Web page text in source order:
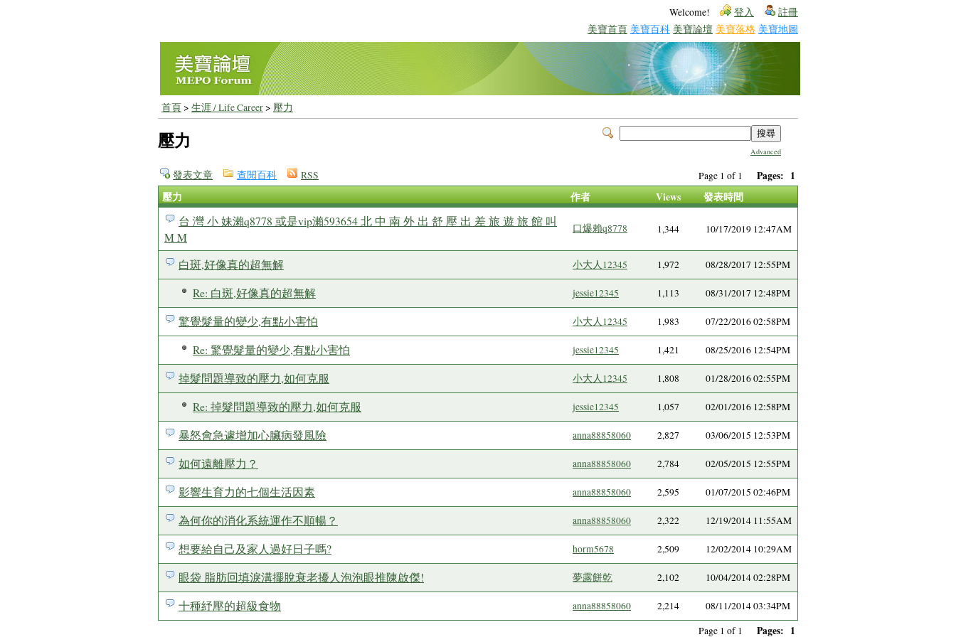
Welcome! 登入 註冊
美寶首頁 美寶百科 美寶論壇 美寶落格 美寶地圖
首頁> 生涯 / Life Career> 壓力
Advanced
壓力
Page 1 of 1 Pages: 1
發表文章 查閱百科 RSS
壓力 作者 Views 發表時間
台 灣 小 妹瀨q8778 或是vip瀨593654 北 中 南 外 出 舒 壓 出 差 旅 遊 旅 館 叫
M M
口爆賴q8778 1,344 10/17/2019 12:47AM
白斑,好像真的超無解 小大人12345 1,972 08/28/2017 12:55PM
Re: 白斑,好像真的超無解 jessie12345 1,113 08/31/2017 12:48PM
驚覺髮量的變少,有點小害怕 小大人12345 1,983 07/22/2016 02:58PM
Re: 驚覺髮量的變少,有點小害怕 jessie12345 1,421 08/25/2016 12:54PM
掉髮問題導致的壓力,如何克服 小大人12345 1,808 01/28/2016 02:55PM
Re: 掉髮問題導致的壓力,如何克服 jessie12345 1,057 02/01/2016 12:58PM
暴怒會急遽增加心臟病發風險 anna88858060 2,827 03/06/2015 12:53PM
如何遠離壓力？ anna88858060 2,784 02/05/2015 12:55PM
影響生育力的七個生活因素 anna88858060 2,595 01/07/2015 02:46PM
為何你的消化系統運作不順暢？ anna88858060 2,322 12/19/2014 11:55AM
想要給自己及家人過好日子嗎? horm5678 2,509 12/02/2014 10:29AM
眼袋 脂肪回填淚溝擺脫衰老擾人泡泡眼推陳啟傑! 夢露餅乾 2,102 10/04/2014 02:28PM
十種紓壓的超級食物 anna88858060 2,214
08/11/2014 03:34PM
Page 1 of 1 Pages: 1